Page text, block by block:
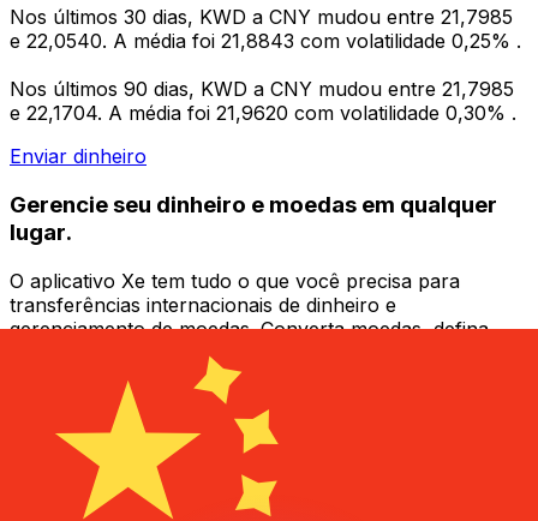
Nos últimos 30 dias, KWD a CNY mudou entre 21,7985
e 22,0540. A média foi 21,8843 com volatilidade 0,25% .
Nos últimos 90 dias, KWD a CNY mudou entre 21,7985
e 22,1704. A média foi 21,9620 com volatilidade 0,30% .
Enviar dinheiro
Gerencie seu dinheiro e moedas em qualquer
lugar.
O aplicativo Xe tem tudo o que você precisa para
transferências internacionais de dinheiro e
gerenciamento de moedas. Converta moedas, defina
alertas de taxas de câmbio e transfira dinheiro para o
exterior sem taxas ocultas. Baixe hoje mesmo!